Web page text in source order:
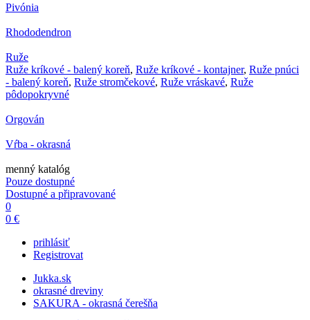
Pivónia
Rhododendron
Ruže
Ruže kríkové - balený koreň, Ruže kríkové - kontajner, Ruže pnúci
- balený koreň, Ruže stromčekové, Ruže vráskavé, Ruže
pôdopokryvné
Orgován
Vŕba - okrasná
menný katalóg
Pouze dostupné
Dostupné a připravované
0
0 €
prihlásiť
Registrovat
Jukka.sk
okrasné dreviny
SAKURA - okrasná čerešňa